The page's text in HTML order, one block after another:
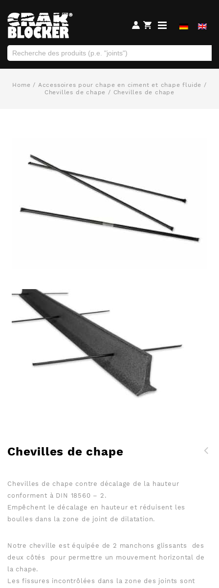
Home / Accessoires pour chape en ciment et chape fluide /
Chevilles de chape / Chevilles de chape
Chevilles de chape
Chevilles de chape contre décalage de la hauteur
conforment à DIN 18560 – 2.
Empêchent le décalage en hauteur et réduisent les
boulles dans la zone de joint de dilatation.
Notre cheville est équipée de 2 manchons glissants des
deux côtés pour permettre un mouvement horizontal de
la chape.
Les fissures incontrôlées dans la zone des joints sont